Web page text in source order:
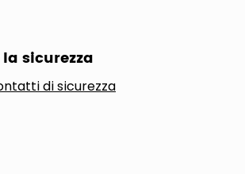
sicurezza
di sicurezza